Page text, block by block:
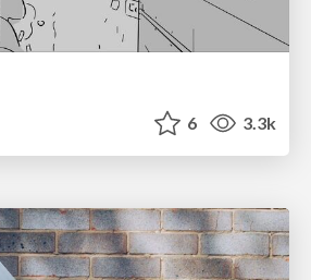
6 3.3k